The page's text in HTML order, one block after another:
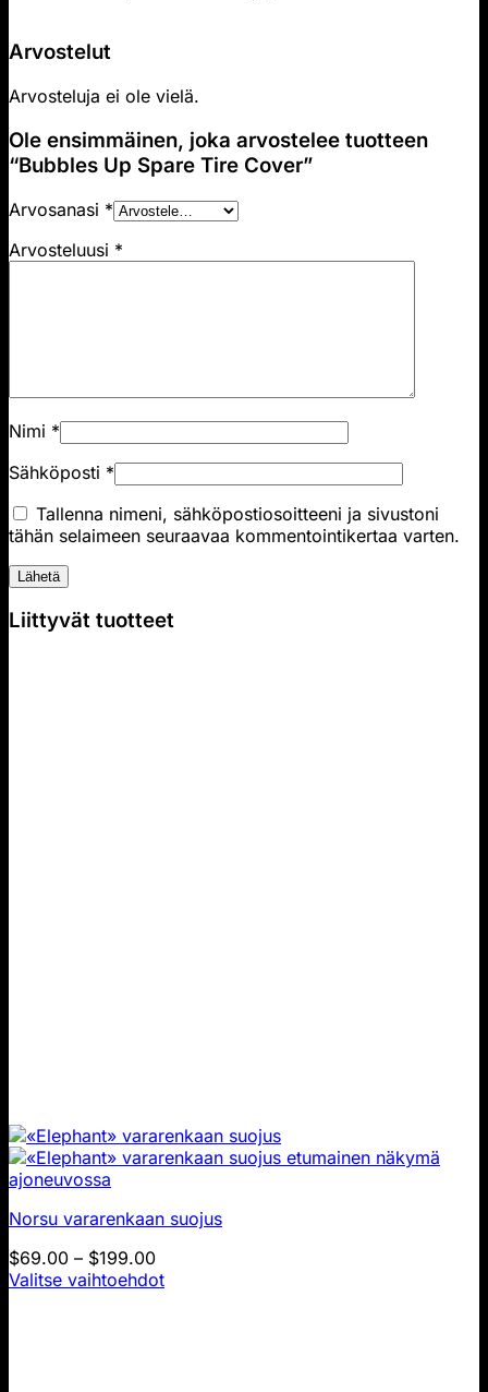
Arvostelut
Arvosteluja ei ole vielä.
Ole ensimmäinen, joka arvostelee tuotteen
“Bubbles Up Spare Tire Cover”
Arvosanasi *
Arvosteluusi *
Nimi *
Sähköposti *
Tallenna nimeni, sähköpostiosoitteeni ja sivustoni
tähän selaimeen seuraavaa kommentointikertaa varten.
Liittyvät tuotteet
Norsu vararenkaan suojus
$69.00 – $199.00Hintahaarukka:
$69.00
Valitse vaihtoehdot